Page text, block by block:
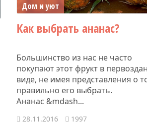
Дом и уют
Как выбрать ананас?
Большинство из нас не часто
покупают этот фрукт в
виде, не имея представления о
правильно его выбрать.
Ананас &mdash...
28.11.2016 1997